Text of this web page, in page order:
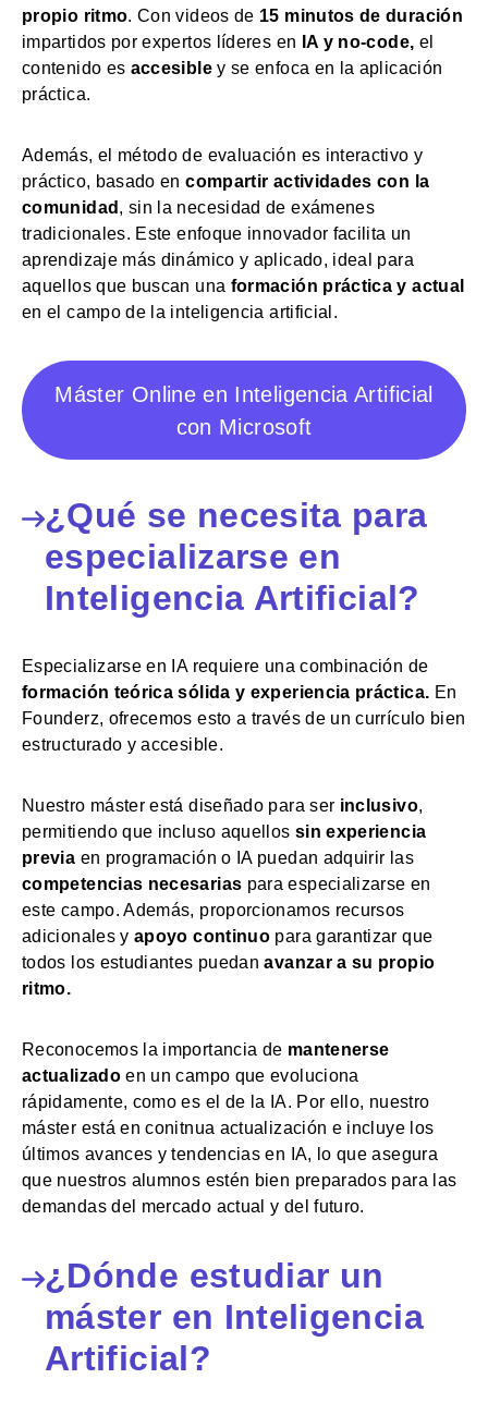
propio ritmo. Con videos de 15 minutos de duración
impartidos por expertos líderes en IA y no-code, el
contenido es accesibley se enfoca en la aplicación
práctica.
Además, el método de evaluación es interactivo y
práctico, basado encompartir actividades con la
comunidad , sin la necesidad de exámenes
tradicionales. Este enfoque innovador facilita un
aprendizaje más dinámico y aplicado, ideal para
aquellos que buscan una formación práctica y actual
en el campo de la inteligencia artificial.
Máster Online en Inteligencia Artificial
con Microsoft
¿Qué se necesita para
especializarse en
Inteligencia Artificial?
Especializarse en IA requiere una combinación de
formación teórica sólida y experiencia práctica. En
Founderz, ofrecemos esto a través de un currículo bien
estructurado y accesible.
Nuestro máster está diseñado para ser inclusivo,
permitiendo que incluso aquellos sin experiencia
previa en programación o IA puedan adquirir las
competencias necesarias para especializarse en
este campo. Además, proporcionamos recursos
adicionales yapoyo continuo para garantizar que
todos los estudiantes puedanavanzar a su propio
ritmo.
Reconocemos la importancia de mantenerse
actualizadoen un campo que evoluciona
rápidamente, como es el de la IA. Por ello, nuestro
máster está en conitnua actualización e incluye los
últimos avances y tendencias en IA, lo que asegura
que nuestros alumnos estén bien preparados para las
demandas del mercado actual y del futuro.
¿Dónde estudiar un
máster en Inteligencia
Artificial?